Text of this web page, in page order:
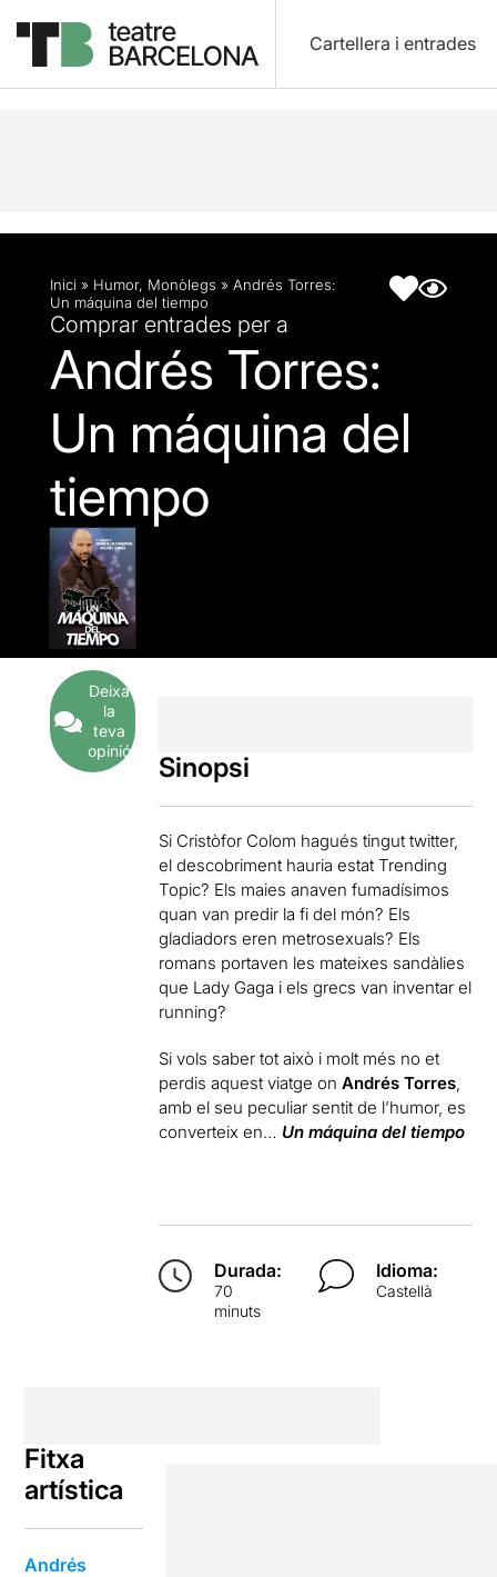
Cartellera i entrades
Descripció Fitxa artística
Inici » Humor, Monòlegs » Andrés Torres:
Un máquina del tiempo
Comprar entrades per a
Andrés Torres:
Un máquina del
tiempo
Deixa
la
teva
opinió
Sinopsi
Si Cristòfor Colom hagués tingut twitter,
el descobriment hauria estat Trending
Topic? Els maies anaven fumadísimos
quan van predir la fi del món? Els
gladiadors eren metrosexuals? Els
romans portaven les mateixes sandàlies
que Lady Gaga i els grecs van inventar el
running?
Si vols saber tot això i molt més no et
perdis aquest viatge onAndrés Torres,
amb el seu peculiar sentit de l’humor, es
converteix en… Un máquina del tiempo
Durada:
70
minuts
Idioma:
Castellà
Fitxa
artística
Andrés